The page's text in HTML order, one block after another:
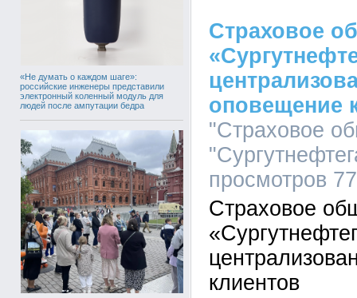
«Не думать о каждом шаге»:
российские инженеры представили
электронный коленный модуль для
людей после ампутации бедра
Страховое
оповещение
"Страховое
просмотров
Страховое
клиентов